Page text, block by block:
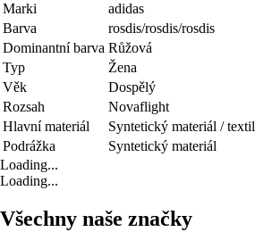
Marki
adidas
Barva
rosdis/rosdis/rosdis
Dominantní barva Růžová
Typ
Žena
Věk
Dospělý
Rozsah
Novaflight
Hlavní materiál
Syntetický materiál / textil
Podrážka
Syntetický materiál
Loading...
Loading...
Všechny naše značky